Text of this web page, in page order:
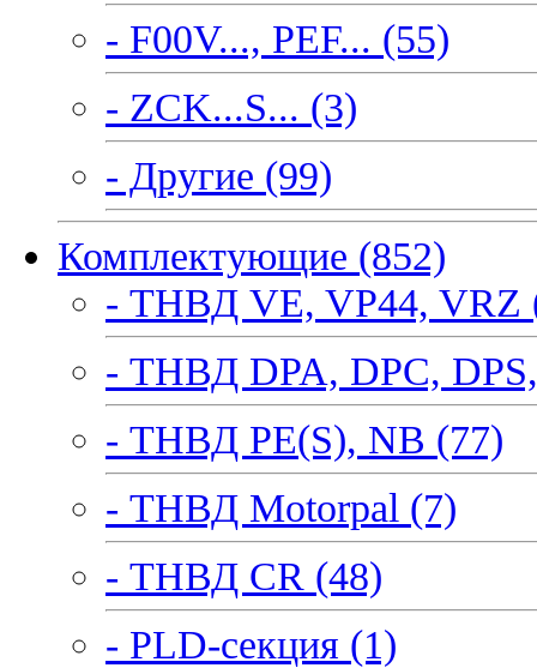
- F00V..., PEF... (55)
- ZCK...S... (3)
- Другие (99)
Комплектующие (852)
- ТНВД VE, VP44, VRZ
- ТНВД DPA, DPC,
- ТНВД PE(S), NB (77)
- ТНВД Motorpal (7)
- ТНВД CR (48)
- PLD-секция (1)